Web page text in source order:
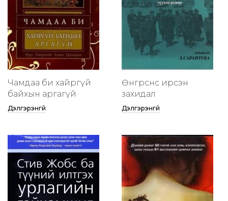
Чамдаа би хайргүй
байхын аргагүй
Дэлгэрэнгүй
Өнгөрснөөс ирсэн
захидал
Дэлгэрэнгүй